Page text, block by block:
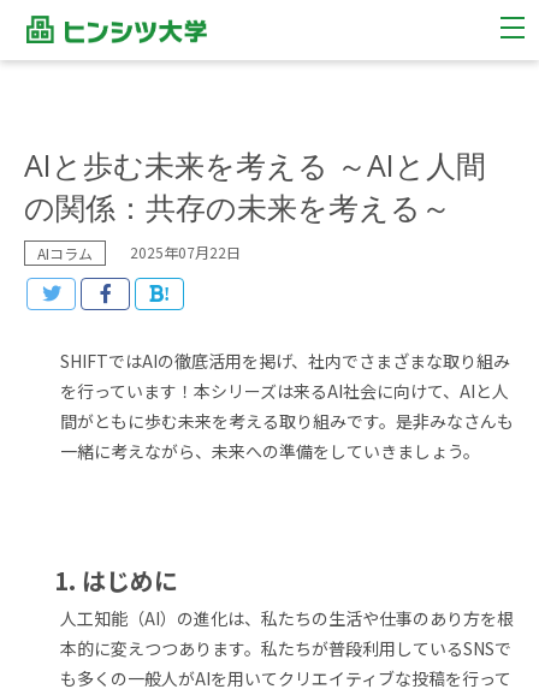
AIと歩む未来を考える ～AIと人間
の関係：共存の未来を考える～
AIコラム 2025年07月22日
!
SHIFTではAIの徹底活用を掲げ、社内でさまざまな取り組み
を行っています！本シリーズは来るAI社会に向けて、AIと人
間がともに歩む未来を考える取り組みです。是非みなさんも
一緒に考えながら、未来への準備をしていきましょう。
1. はじめに
人工知能（AI）の進化は、私たちの生活や仕事のあり方を根
本的に変えつつあります。私たちが普段利用しているSNSで
も多くの一般人がAIを用いてクリエイティブな投稿を行って